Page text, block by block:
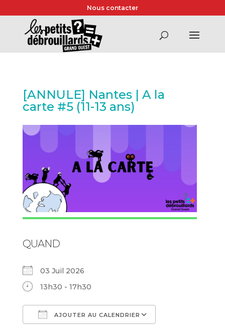
Nous contacter
[ANNULE] Nantes | A la
carte #5 (11-13 ans)
QUAND
03 Juil 2026
13h30 - 17h30
AJOUTER AU CALENDRIER